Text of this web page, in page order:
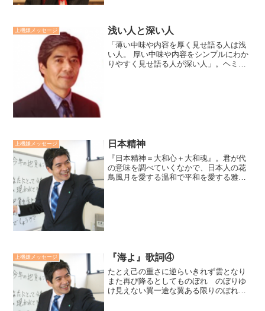
上機嫌メッセージ 浅い人と深い人
「薄い中味や内容を厚く見せ語る人は浅
い人。 厚い中味や内容をシンプルにわか
りやすく見せ語る人が深い人」。ヘミン
上機嫌メッセージ 日本精神
『日本精神＝大和心＋大和魂』。君が代
の意味を調べていくなかで、日本人の花
鳥風月を愛する温和で平和を愛する雅な
上機嫌メッセージ 『海よ』歌詞④
たとえ己の重さに逆らいきれず雲となり
また再び降るとしてものぼれ のぼりゆ
け見えない翼一途な翼ある限りのぼれ